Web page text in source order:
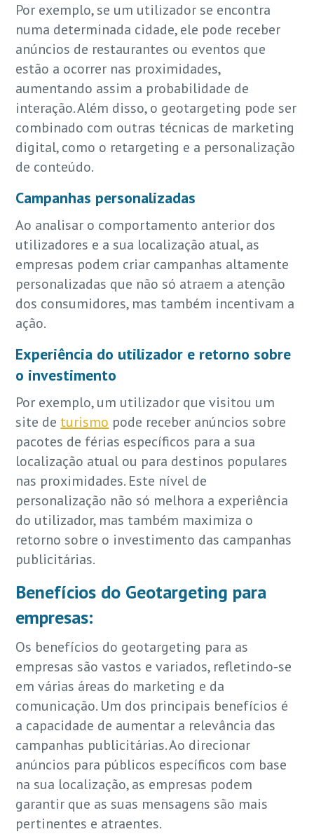
Por exemplo, se um utilizador se encontra
numa determinada cidade, ele pode receber
anúncios de restaurantes ou eventos que
estão a ocorrer nas proximidades,
aumentando assim a probabilidade de
interação. Além disso, o geotargeting pode ser
combinado com outras técnicas de marketing
digital, como o retargeting e a personalização
de conteúdo.
Campanhas personalizadas
Ao analisar o comportamento anterior dos
utilizadores e a sua localização atual, as
empresas podem criar campanhas altamente
personalizadas que não só atraem a atenção
dos consumidores, mas também incentivam a
ação.
Experiência do utilizador e retorno sobre
o investimento
Por exemplo, um utilizador que visitou um
site de turismo pode receber anúncios sobre
pacotes de férias específicos para a sua
localização atual ou para destinos populares
nas proximidades. Este nível de
personalização não só melhora a experiência
do utilizador, mas também maximiza o
retorno sobre o investimento das campanhas
publicitárias.
Benefícios do Geotargeting para
empresas:
Os benefícios do geotargeting para as
empresas são vastos e variados, refletindo-se
em várias áreas do marketing e da
comunicação. Um dos principais benefícios é
a capacidade de aumentar a relevância das
campanhas publicitárias. Ao direcionar
anúncios para públicos específicos com base
na sua localização, as empresas podem
garantir que as suas mensagens são mais
pertinentes e atraentes.